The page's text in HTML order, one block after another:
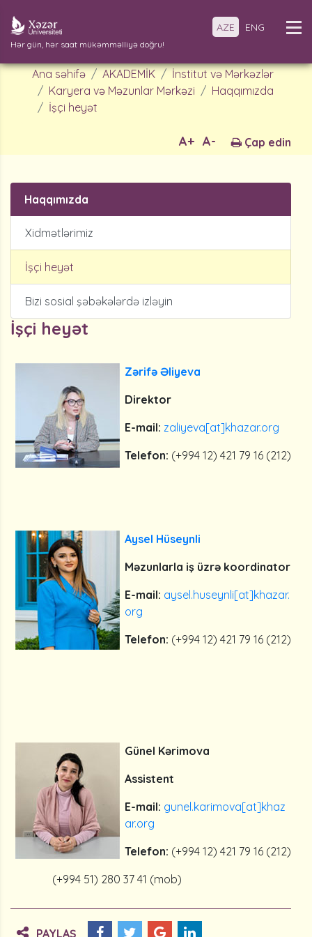
Hər gün, hər saat mükəmməlliyə doğru!
AZE ENG
Ana səhifə AKADEMİK
İnstitut və Mərkəzlər
Karyera və Məzunlar Mərkəzi
Haqqımızda
İşçi heyət
Çap edin
A-
A+
Haqqımızda
Xidmətlərimiz
İşçi heyət
Bizi sosial şəbəkələrdə izləyin
İşçi heyət
Zərifə Əliyeva
Direktor
E-mail: zaliyeva[at]khazar.org
Telefon: (+994 12) 421 79 16 (212)
Aysel Hüseynli
Məzunlarla iş üzrə koordinator
E-mail: aysel.huseynli[at]khazar.
org
Telefon: (+994 12) 421 79 16 (212)
Günel Kərimova
Assistent
E-mail: gunel.karimova[at]khaz
ar.org
Telefon: (+994 12) 421 79 16 (212)
(+994 51) 280 37 41 (mob)
PAYLAŞ